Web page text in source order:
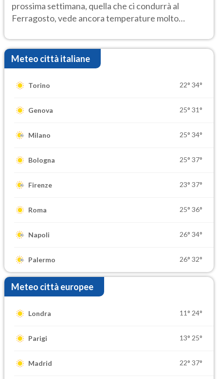
prossima settimana, quella che ci condurrà al
Ferragosto, vede ancora temperature molto
Meteo città italiane
Torino 22° 34°
Genova 25° 31°
Milano 25° 34°
Bologna 25° 37°
Firenze 23° 37°
Roma 25° 36°
Napoli 26° 34°
Palermo 26° 32°
Meteo città europee
Londra 11° 24°
Parigi 13° 25°
Madrid 22° 37°